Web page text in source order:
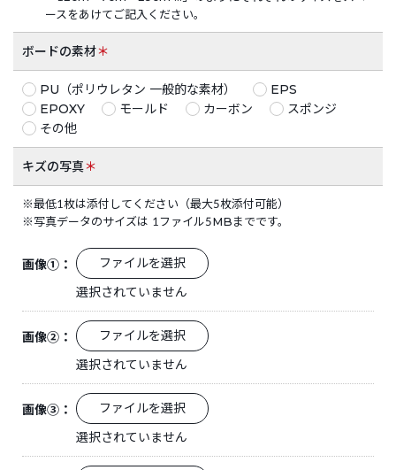
ースをあけてご記入ください。
ボードの素材＊
PU（ポリウレタン 一般的な素材）
EPS
EPOXY
モールド カーボン
スポンジ
その他
キズの写真＊
※最低1枚は添付してください（最大5枚添付可能）
※写真データのサイズは 1ファイル5MBまでです。
画像①：
ファイルを選択
選択されていません
画像②：
ファイルを選択
選択されていません
画像③：
ファイルを選択
選択されていません